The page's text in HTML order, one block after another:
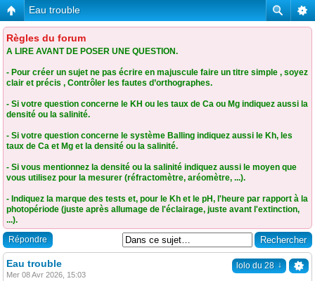
Eau trouble
Règles du forum
A LIRE AVANT DE POSER UNE QUESTION.
- Pour créer un sujet ne pas écrire en majuscule faire un titre simple , soyez
clair et précis , Contrôler les fautes d’orthographes.
- Si votre question concerne le KH ou les taux de Ca ou Mg indiquez aussi la
densité ou la salinité.
- Si votre question concerne le système Balling indiquez aussi le Kh, les
taux de Ca et Mg et la densité ou la salinité.
- Si vous mentionnez la densité ou la salinité indiquez aussi le moyen que
vous utilisez pour la mesurer (réfractomètre, aréomètre, ...).
- Indiquez la marque des tests et, pour le Kh et le pH, l'heure par rapport à la
photopériode (juste après allumage de l'éclairage, juste avant l'extinction,
...).
Répondre
lolo du 28 ↓
Eau trouble
Mer 08 Avr 2026, 15:03